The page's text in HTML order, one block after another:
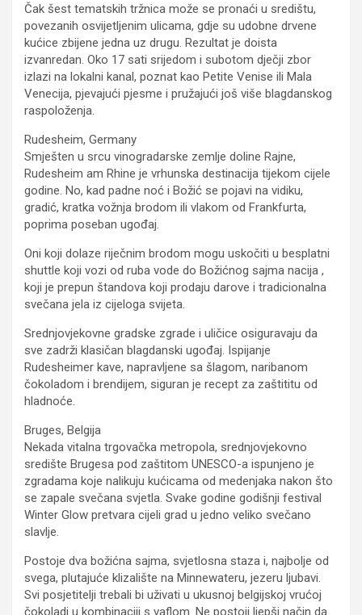
Čak šest tematskih tržnica može se pronaći u središtu,
povezanih osvijetljenim ulicama, gdje su udobne drvene
kućice zbijene jedna uz drugu. Rezultat je doista
izvanredan. Oko 17 sati srijedom i subotom dječji zbor
izlazi na lokalni kanal, poznat kao Petite Venise ili Mala
Venecija, pjevajući pjesme i pružajući još više blagdanskog
raspoloženja.
Rudesheim, Germany
Smješten u srcu vinogradarske zemlje doline Rajne,
Rudesheim am Rhine je vrhunska destinacija tijekom cijele
godine. No, kad padne noć i Božić se pojavi na vidiku,
gradić, kratka vožnja brodom ili vlakom od Frankfurta,
poprima poseban ugođaj.
Oni koji dolaze riječnim brodom mogu uskočiti u besplatni
shuttle koji vozi od ruba vode do Božićnog sajma nacija ,
koji je prepun štandova koji prodaju darove i tradicionalna
svečana jela iz cijeloga svijeta.
Srednjovjekovne gradske zgrade i uličice osiguravaju da
sve zadrži klasičan blagdanski ugođaj. Ispijanje
Rudesheimer kave, napravljene sa šlagom, naribanom
čokoladom i brendijem, siguran je recept za zaštititu od
hladnoće.
Bruges, Belgija
Nekada vitalna trgovačka metropola, srednjovjekovno
središte Brugesa pod zaštitom UNESCO-a ispunjeno je
zgradama koje nalikuju kućicama od medenjaka nakon što
se zapale svečana svjetla. Svake godine godišnji festival
Winter Glow pretvara cijeli grad u jedno veliko svečano
slavlje.
Postoje dva božićna sajma, svjetlosna staza i, najbolje od
svega, plutajuće klizalište na Minnewateru, jezeru ljubavi.
Svi posjetitelji trebali bi uživati ​​u ukusnoj belgijskoj vrućoj
čokoladi u kombinaciji s vaflom. Ne postoji ljepši način da